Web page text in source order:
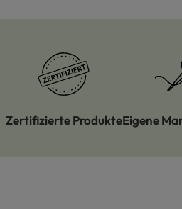
Zertifizierte ProdukteEigene